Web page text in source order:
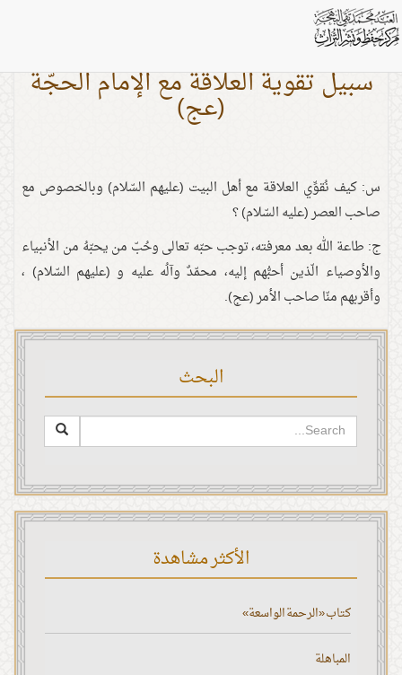
سبيل تقوية العلاقة مع الإمام الحجّة
(عج)
س: كيف نُقوِّي العلاقة مع أهل البيت (عليهم السّلام) وبالخصوص مع
صاحب العصر (عليه السّلام) ؟
ج: طاعة الله بعد معرفته، توجب حبّه تعالى وحُبّ من يحبّهُ من الأنبياء
والأوصياء الّذين أحبُّهم إليه، محمّدٌ وآلُه عليه و (عليهم السّلام) ،
وأقربهم منّا صاحب الأمر (عج).
البحث
الأكثر مشاهدة
كتاب «الرحمة الواسعة»
المباهلة